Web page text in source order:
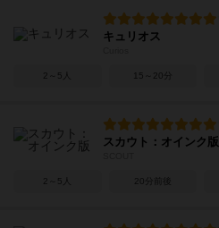
キュリオス
2～5人 15～20分
スカウト：オインク版
2～5人 20分前後